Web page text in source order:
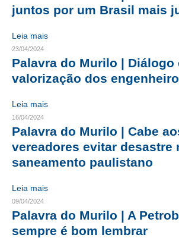
TRANSPARÊNCIA
JURÍDICO
CONSULTORIA
ACORDOS, CONVENÇÕES E DISSÍDIOS
CONTRIBUIÇÕES
CONTRIBUIÇÃO ASSISTENCIAL
REVISÃO DE APOSENTADORIA
FGTS EXPURGOS
juntos por um Brasil mais
Leia mais
23/04/2024
Palavra do Murilo | Diálogo
valorização dos
Leia mais
16/04/2024
Palavra do Murilo | Cabe
vereadores evitar desastre
saneamento paulistano
Leia mais
09/04/2024
Palavra do Murilo | A
sempre é bom lembrar